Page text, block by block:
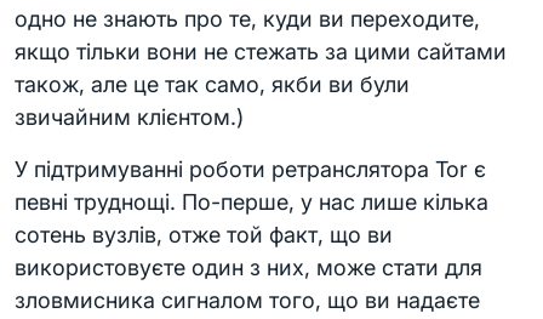
одно не знають про те, куди ви переходите,
якщо тільки вони не стежать за цими сайтами
також, але це так само, якби ви були
звичайним клієнтом.)
У підтримуванні роботи ретранслятора Tor є
певні труднощі. По-перше, у нас лише кілька
сотень вузлів, отже той факт, що ви
використовуєте один з них, може стати для
зловмисника сигналом того, що ви надаєте